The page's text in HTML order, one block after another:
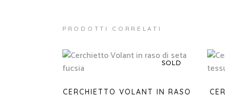
PRODOTTI CORRELATI
SOLD
CERCHIETTO VOLANT IN RASO